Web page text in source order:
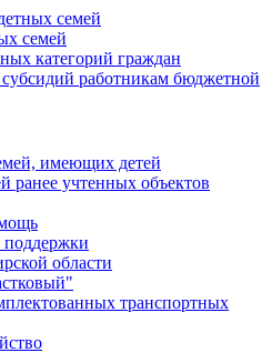
семей
семей
категорий граждан
работникам бюджетной
имеющих детей
ранее учтенных объектов
поддержки
области
транспортных